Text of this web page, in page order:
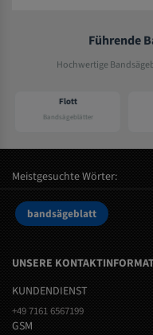
Führende
Hochwertige
Flott
Bandsägeblätter
Meistgesuchte Wörter:
bandsägeblatt
UNSERE
KUNDENDIENST
+49 7161 6567199
GSM